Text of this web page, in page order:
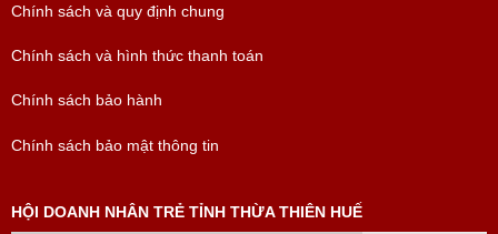
Chính sách và quy định chung
Chính sách và hình thức thanh toán
Chính sách bảo hành
Chính sách bảo mật thông tin
HỘI DOANH NHÂN TRẺ TỈNH THỪA THIÊN HUẾ